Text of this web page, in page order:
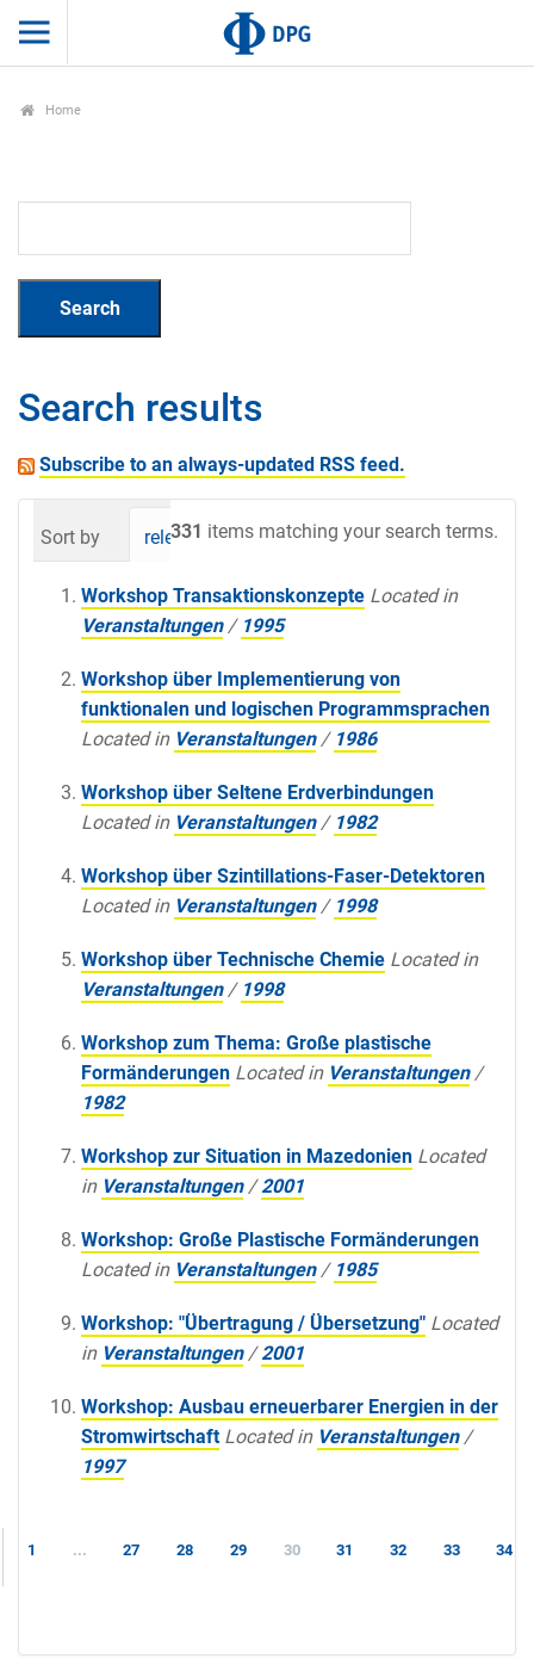
Home
Search results
Subscribe to an always-updated RSS feed.
331 items matching your search terms.
Sort by relevance date (newest first)
Workshop Transaktionskonzepte Located in
Veranstaltungen / 1995
Workshop über Implementierung von
funktionalen und logischen Programmsprachen
Located in Veranstaltungen / 1986
Workshop über Seltene Erdverbindungen
Located in Veranstaltungen / 1982
Workshop über Szintillations-Faser-Detektoren
Located in Veranstaltungen / 1998
Workshop über Technische Chemie Located in
Veranstaltungen / 1998
Workshop zum Thema: Große plastische
Formänderungen Located in Veranstaltungen /
1982
Workshop zur Situation in Mazedonien Located
in Veranstaltungen /2001
Workshop: Große Plastische Formänderungen
Located in Veranstaltungen / 1985
Workshop: "Übertragung / Übersetzung" Located
in Veranstaltungen /2001
Workshop: Ausbau erneuerbarer Energien in der
Stromwirtschaft Located in Veranstaltungen /
1997
1 ... 27 28 29 30 31 32 33 34